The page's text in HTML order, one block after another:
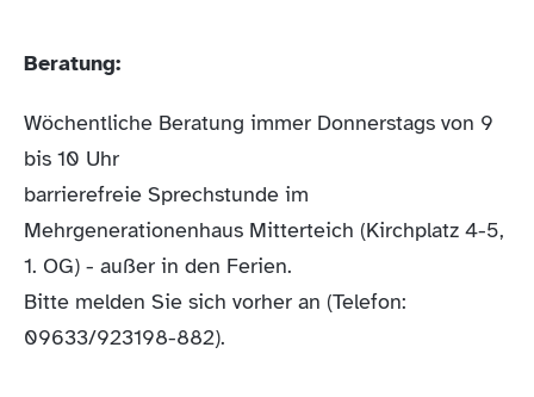
Beratung:
Wöchentliche Beratung immer Donnerstags von 9
bis 10 Uhr
barrierefreie Sprechstunde im
Mehrgenerationenhaus Mitterteich (Kirchplatz 4-5,
1. OG) - außer in den Ferien.
Bitte melden Sie sich vorher an (Telefon:
09633/923198-882).